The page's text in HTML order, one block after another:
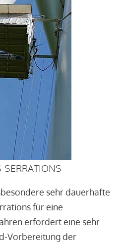
SERRATIONS
sehr dauerhafte
für eine
erfordert eine sehr
Vorbereitung der